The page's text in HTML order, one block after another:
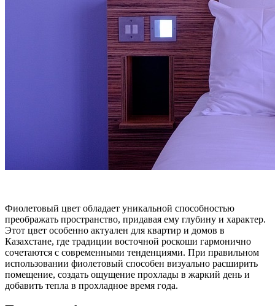
Фиолетовый цвет обладает уникальной способностью
преображать пространство, придавая ему глубину и характер.
Этот цвет особенно актуален для квартир и домов в
Казахстане, где традиции восточной роскоши гармонично
сочетаются с современными тенденциями. При правильном
использовании фиолетовый способен визуально расширить
помещение, создать ощущение прохлады в жаркий день и
добавить тепла в прохладное время года.